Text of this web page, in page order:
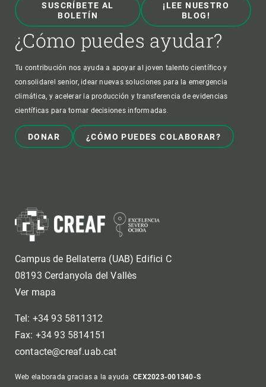
SUSCRÍBETE AL
BOLETÍN
¡LEE NUESTRO
BLOG!
¿Cómo puedes ayudar?
Tu contribución nos ayuda a apoyar al joven talento científico y
consolidarel senior, idear nuevas soluciones para la emergencia
climática, y acelerar la producción y transferencia de evidencias
científicas para tomar decisiones informadas.
DONAR ¿CÓMO PUEDES COLABORAR?
Campus de Bellaterra (UAB) Edifici C
08193 Cerdanyola del Vallès
Ver mapa
Tel: +34 93 5811312
Fax: +34 93 5814151
contacte@creaf.uab.cat
Web elaborada gracias a la ayuda:CEX2023-001340-S